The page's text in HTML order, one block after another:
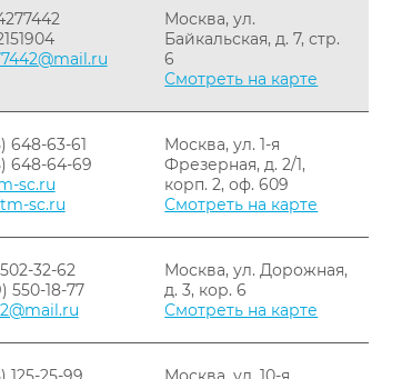
Москва, ул.
Байкальская, д. 7, стр.
6
Смотреть на карте
648-63-61
648-64-69
sc.ru
sc.ru
Москва, ул. 1-я
Фрезерная, д. 2/1,
корп. 2, оф. 609
Смотреть на карте
32-62
550-18-77
Москва, ул. Дорожная,
д. 3, кор. 6
Смотреть на карте